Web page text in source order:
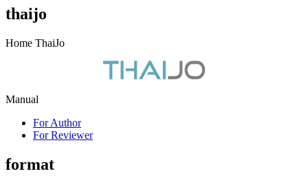
thaijo
Home ThaiJo
Manual
For Author
For Reviewer
format